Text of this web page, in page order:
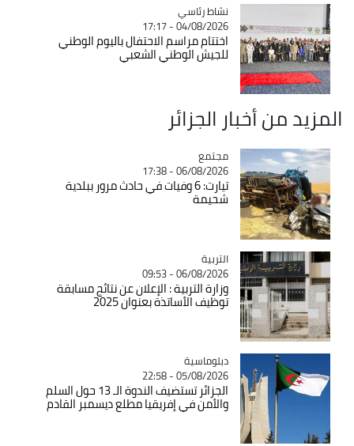
Catégorie
نشاط رئاسي
04/08/2026 - 17:17
اختتام مراسم الاحتفال باليوم الوطني
للجيش الوطني الشعبي
المزيد من أخبار الجزائر
Catégorie
مجتمع
06/08/2026 - 17:38
تيارت: 6 وفيات في حادث مرور ببلدية
شحيمة
Catégorie
التربية
06/08/2026 - 09:53
وزارة التربية : الإعلان عن نتائج مسابقة
توظيف الأساتذة بعنوان 2025
Catégorie
دبلوماسية
05/08/2026 - 22:58
الجزائر تستضيف الندوة الـ 13 حول السلم
والأمن في إفريقيا مطلع ديسمبر القادم